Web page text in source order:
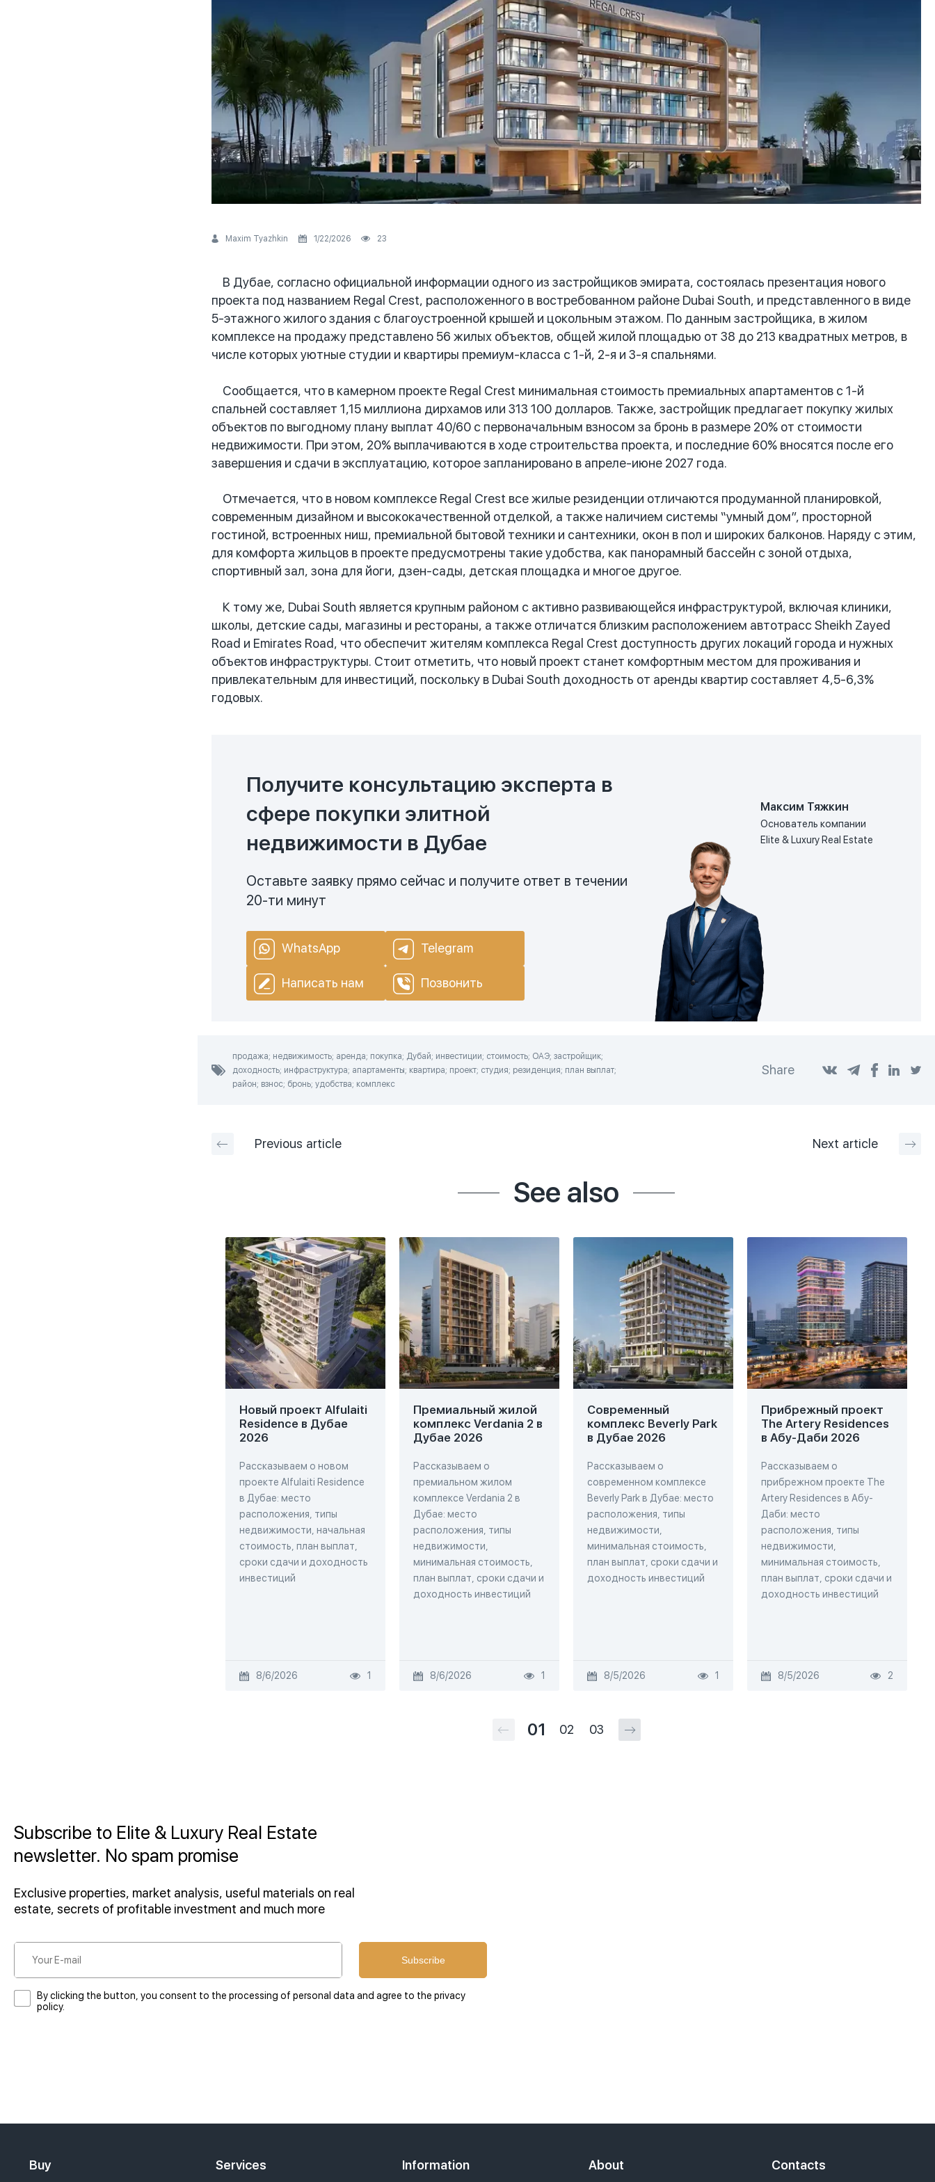
Maxim Tyazhkin 1/22/2026 23
В Дубае, согласно официальной информации одного из застройщиков эмирата, состоялась презентация нового
проекта под названием Regal Crest, расположенного в востребованном районе Dubai South, и представленного в виде
5-этажного жилого здания с благоустроенной крышей и цокольным этажом. По данным застройщика, в жилом
комплексе на продажу представлено 56 жилых объектов, общей жилой площадью от 38 до 213 квадратных метров, в
числе которых уютные студии и квартиры премиум-класса с 1-й, 2-я и 3-я спальнями.
Сообщается, что в камерном проекте Regal Crest минимальная стоимость премиальных апартаментов с 1-й
спальней составляет 1,15 миллиона дирхамов или 313 100 долларов. Также, застройщик предлагает покупку жилых
объектов по выгодному плану выплат 40/60 с первоначальным взносом за бронь в размере 20% от стоимости
недвижимости. При этом, 20% выплачиваются в ходе строительства проекта, и последние 60% вносятся после его
завершения и сдачи в эксплуатацию, которое запланировано в апреле-июне 2027 года.
Отмечается, что в новом комплексе Regal Crest все жилые резиденции отличаются продуманной планировкой,
современным дизайном и высококачественной отделкой, а также наличием системы “умный дом”, просторной
гостиной, встроенных ниш, премиальной бытовой техники и сантехники, окон в пол и широких балконов. Наряду с этим,
для комфорта жильцов в проекте предусмотрены такие удобства, как панорамный бассейн с зоной отдыха,
спортивный зал, зона для йоги, дзен-сады, детская площадка и многое другое.
К тому же, Dubai South является крупным районом с активно развивающейся инфраструктурой, включая клиники,
школы, детские сады, магазины и рестораны, а также отличатся близким расположением автотрасс Sheikh Zayed
Road и Emirates Road, что обеспечит жителям комплекса Regal Crest доступность других локаций города и нужных
объектов инфраструктуры. Стоит отметить, что новый проект станет комфортным местом для проживания и
привлекательным для инвестиций, поскольку в Dubai South доходность от аренды квартир составляет 4,5-6,3%
годовых.
Получите консультацию эксперта в
сфере покупки элитной
недвижимости в Дубае
Оставьте заявку прямо сейчас и получите ответ в течении
20-ти минут
WhatsApp Telegram
Написать нам Позвонить
Максим Тяжкин
Основатель компании
Elite & Luxury Real Estate
продажа; недвижимость; аренда; покупка; Дубай; инвестиции; стоимость; ОАЭ; застройщик;
доходность; инфраструктура; апартаменты; квартира; проект; студия; резиденция; план выплат;
район; взнос; бронь; удобства; комплекс
Share
Previous article Next article
See also
Новый проект Alfulaiti
Residence в Дубае
2026
Рассказываем о новом
проекте Alfulaiti Residence
в Дубае: место
расположения, типы
недвижимости, начальная
стоимость, план выплат,
сроки сдачи и доходность
инвестиций
8/6/2026 1
Премиальный жилой
комплекс Verdania 2 в
Дубае 2026
Рассказываем о
премиальном жилом
комплексе Verdania 2 в
Дубае: место
расположения, типы
недвижимости,
минимальная стоимость,
план выплат, сроки сдачи и
доходность инвестиций
8/6/2026 1
Современный
комплекс Beverly Park
в Дубае 2026
Рассказываем о
современном комплексе
Beverly Park в Дубае: место
расположения, типы
недвижимости,
минимальная стоимость,
план выплат, сроки сдачи и
доходность инвестиций
8/5/2026 1
Прибрежный проект
The Artery Residences
в Абу-Даби 2026
Рассказываем о
прибрежном проекте The
Artery Residences в Абу-
Даби: место
расположения, типы
недвижимости,
минимальная стоимость,
план выплат, сроки сдачи и
доходность инвестиций
8/5/2026 2
01 02 03
Subscribe to Elite & Luxury Real Estate
newsletter. No spam promise
Exclusive properties, market analysis, useful materials on real
estate, secrets of profitable investment and much more
Subscribe
By clicking the button, you consent to the processing of personal data and agree to the privacy
policy.
Buy Services Information About Contacts